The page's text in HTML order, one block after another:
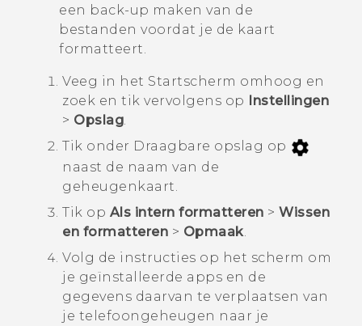
een back-up maken van de
bestanden voordat je de kaart
formatteert.
Veeg in het Startscherm omhoog en
zoek en tik vervolgens op
Instellingen
> Opslag.
Tik onder Draagbare opslag op
naast de naam van de
geheugenkaart.
Tik op Als intern formatteren > Wissen
en formatteren > Opmaak
Volg de instructies op het scherm om
je geïnstalleerde apps en de
gegevens daarvan te verplaatsen van
je telefoongeheugen naar je